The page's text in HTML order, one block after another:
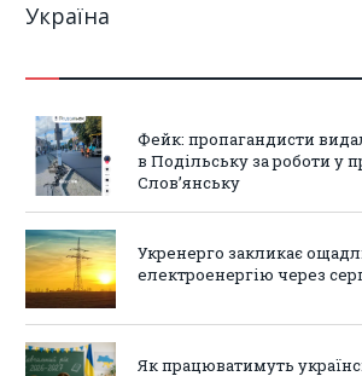
Україна
Фейк: пропагандисти
в Подільську за роботи у
Слов’янську
Укренерго закликає
електроенергію через
Як працюватимуть